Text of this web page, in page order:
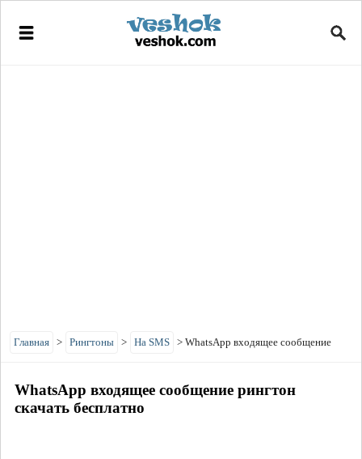
Главная > Рингтоны > На SMS > WhatsApp входящее сообщение
WhatsApp входящее сообщение рингтон
скачать бесплатно